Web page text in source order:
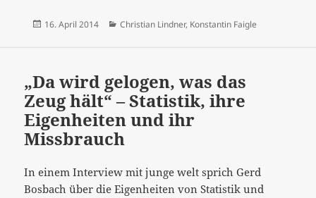
Veröffentlicht
16. April 2014 Kategorien
Christian Lindner, Konstantin Faigle
„Da wird gelogen, was das
Zeug hält“ – Statistik, ihre
Eigenheiten und ihr
Missbrauch
In einem Interview mit junge welt sprich Gerd
Bosbach über die Eigenheiten von Statistik und